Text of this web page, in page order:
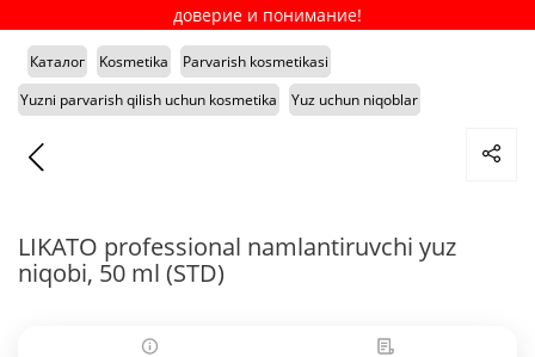
доверие и понимание!
Каталог Kosmetika
Parvarish kosmetikasi
Yuzni parvarish qilish uchun kosmetika
Yuz uchun niqoblar
LIKATO professional namlantiruvchi yuz
niqobi, 50 ml (STD)